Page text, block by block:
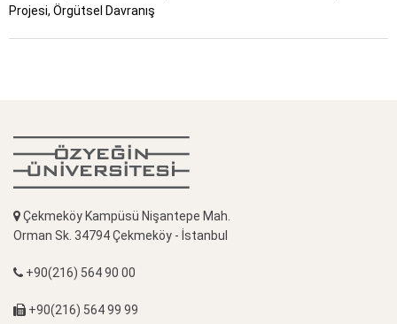
Projesi, Örgütsel Davranış
Çekmeköy Kampüsü Nişantepe Mah.
Orman Sk. 34794 Çekmeköy - İstanbul
+90(216) 564 90 00
+90(216) 564 99 99